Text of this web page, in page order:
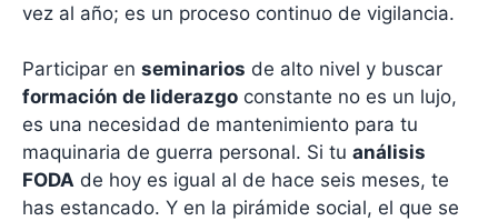
vez al año; es un proceso continuo de vigilancia.
Participar en seminarios de alto nivel y buscar
formación de liderazgo constante no es un lujo,
es una necesidad de mantenimiento para tu
maquinaria de guerra personal. Si tu análisis
FODA de hoy es igual al de hace seis meses, te
has estancado. Y en la pirámide social, el que se